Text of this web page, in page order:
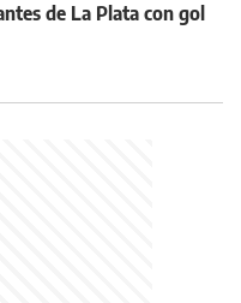
de La Plata con gol